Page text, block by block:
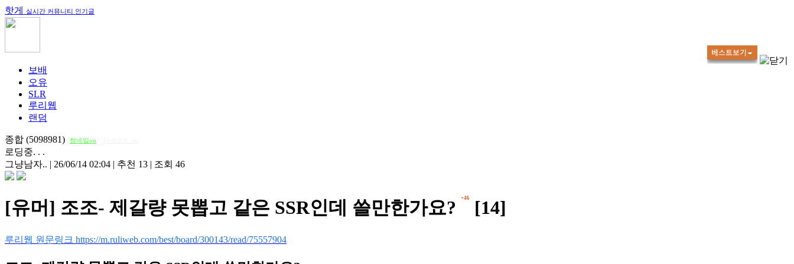
핫게 실시간 커뮤니티 인기글
보배
오유
SLR
루리웹
랜덤
종합 (5098981) 썸네일on
로딩중. . .
그냥남자.. | 26/06/14 02:04 | 추천 13 | 조회 46
[유머] 조조- 제갈량 못뽑고 같은 SSR인데 쓸만한가요? +46 [14]
루리웹 원문링크 https://m.ruliweb.com/best/board/300143/read/75557904